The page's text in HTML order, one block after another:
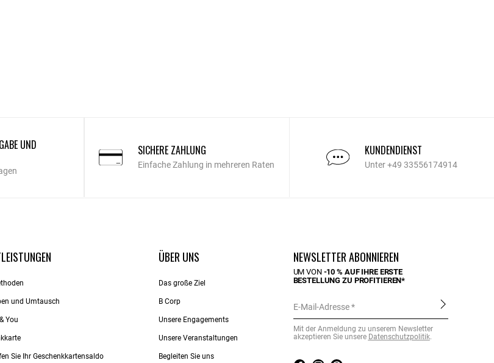
UND SICHERE ZAHLUNG
Einfache Zahlung in mehreren Raten
KUNDENDIENST
Unter +49 33556174914
und Umtausch
You
Sie Ihr Geschenkkartensaldo
ÜBER UNS
Das große Ziel
B Corp
Unsere Engagements
Unsere Veranstaltungen
Begleiten Sie uns
NEWSLETTER ABONNIEREN
UM VON -10 % AUF IHRE ERSTE
BESTELLUNG ZU PROFITIEREN*
E-Mail-Adresse
Mit der Anmeldung zu unserem Newsletter
akzeptieren Sie unsere Datenschutzpolitik.